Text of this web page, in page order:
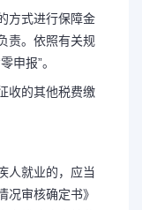
方式进行保障金
责。依照有关规
申报”。
收的其他税费缴
人就业的，应当
况审核确定书》